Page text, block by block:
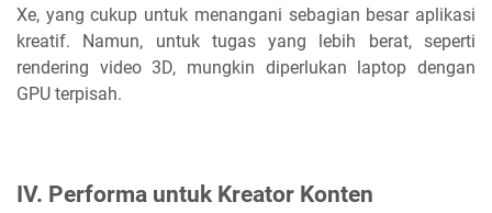
Xe, yang cukup untuk menangani sebagian besar aplikasi
kreatif. Namun, untuk tugas yang lebih berat, seperti
rendering video 3D, mungkin diperlukan laptop dengan
GPU terpisah.
IV. Performa untuk Kreator Konten